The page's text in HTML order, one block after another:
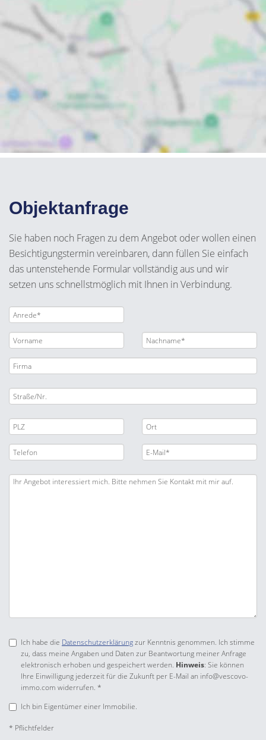
Objektanfrage
Sie haben noch Fragen zu dem Angebot oder wollen einen
Besichtigungstermin vereinbaren, dann füllen Sie einfach
das untenstehende Formular vollständig aus und wir
setzen uns schnellstmöglich mit Ihnen in Verbindung.
Ich habe die Datenschutzerklärungzur Kenntnis genommen. Ich stimme
zu, dass meine Angaben und Daten zur Beantwortung meiner Anfrage
elektronisch erhoben und gespeichert werden. Hinweis: Sie können
Ihre Einwilligung jederzeit für die Zukunft per E-Mail an info@vescovo-
immo.com widerrufen. *
Ich bin Eigentümer einer Immobilie.
* Pflichtfelder